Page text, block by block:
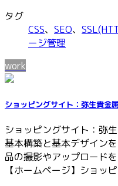
タグ
CSS、 SEO、
ージ管理
work
ショッピングサイト：弥生貴金
ショッピングサイト：弥
基本構築と基本デザイン
品の撮影やアップロード
【ホームページ】ショッ